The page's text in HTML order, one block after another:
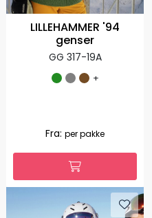
LILLEHAMMER '94
genser
GG 317-19A
+
Fra: per pakke